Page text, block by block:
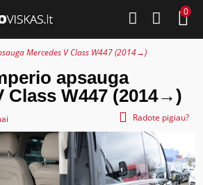
0
Mercedes V Class W447 (2014→)
apsauga
Class W447 (2014→)
Radote pigiau?